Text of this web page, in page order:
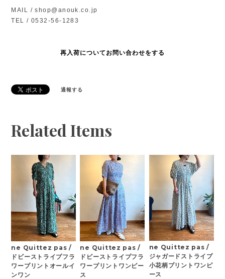
MAIL /shop@anouk.co.jp
TEL / 0532-56-1283
再入荷についてお問い合わせをする
通報する
Related Items
ne Quittez pas /
ドビーストライプフラ
ワープリントオールイ
ンワン
ne Quittez pas /
ドビーストライプフラ
ワープリントワンピー
ス
ne Quittez pas /
ジャガードストライプ
小花柄プリントワンピ
ース